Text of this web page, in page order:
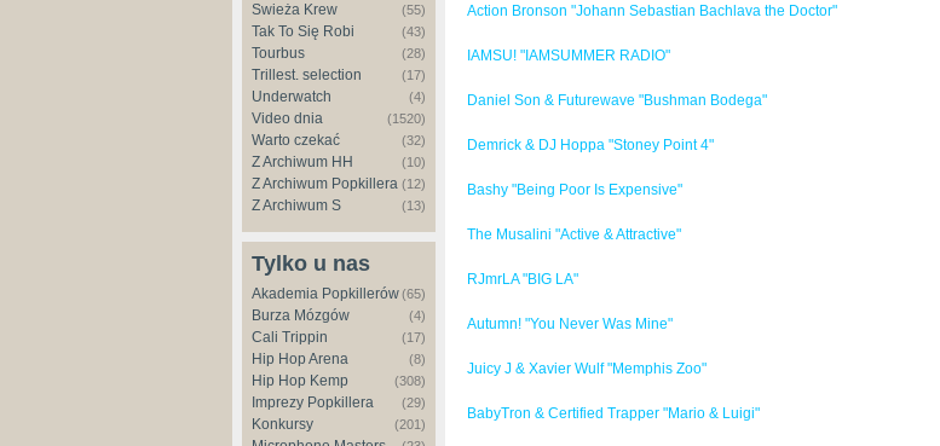
Świeża Krew (55)
Tak To Się Robi (43)
Tourbus (28)
Trillest. selection (17)
Underwatch (4)
Video dnia (1520)
Warto czekać (32)
Z Archiwum HH (10)
Z Archiwum Popkillera (12)
Z Archiwum S (13)
Tylko u nas
Akademia Popkillerów(65)
Burza Mózgów (4)
Cali Trippin (17)
Hip Hop Arena (8)
Hip Hop Kemp (308)
Imprezy Popkillera (29)
Konkursy (201)
Action Bronson "Johann Sebastian Bachlava the Doctor"
IAMSU! "IAMSUMMER RADIO"
Daniel Son & Futurewave "Bushman Bodega"
Demrick & DJ Hoppa "Stoney Point 4"
Bashy "Being Poor Is Expensive"
The Musalini "Active & Attractive"
RJmrLA "BIG LA"
Autumn! "You Never Was Mine"
Juicy J & Xavier Wulf "Memphis Zoo"
BabyTron & Certified Trapper "Mario & Luigi"